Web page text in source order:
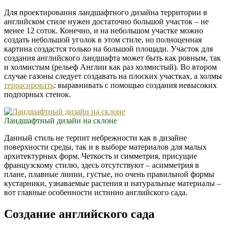
Для проектирования ландшафтного дизайна территории в
английском стиле нужен достаточно большой участок – не
менее 12 соток. Конечно, и на небольшом участке можно
создать небольшой уголок в этом стиле, но полноценная
картина создастся только на большой площади. Участок для
создания английского ландшафта может быть как ровным, так
и холмистым (рельеф Англии как раз холмистый). Во втором
случае газоны следует создавать на плоских участках, а холмы
террасировать: выравнивать с помощью создания невысоких
подпорных стенок.
Ландшафтный дизайн на склоне
Данный стиль не терпит небрежности как в дизайне
поверхности среды, так и в выборе материалов для малых
архитектурных форм. Четкость и симметрия, присущие
французскому стилю, здесь отсутствуют – асимметрия в
плане, плавные линии, густые, но очень правильной формы
кустарники, узнаваемые растения и натуральные материалы –
вот главные особенности истинно английского сада.
Создание английского сада